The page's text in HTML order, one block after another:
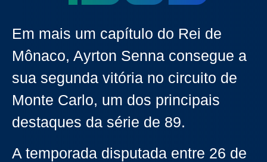
Em mais um capítulo do Rei de
Mônaco, Ayrton Senna consegue a
sua segunda vitória no circuito de
Monte Carlo, um dos principais
destaques da série de 89.
A temporada disputada entre 26 de